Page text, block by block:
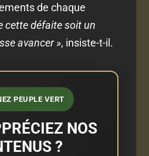
de chaque
cette défaite soit un
avancer », insiste-t-il.
PEUPLE VERT
NOS
?